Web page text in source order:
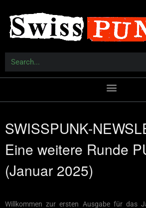
SWISSPUNK-
Eine weitere Runde
(Januar 2025)
Willkommen zur ersten Ausgabe für das